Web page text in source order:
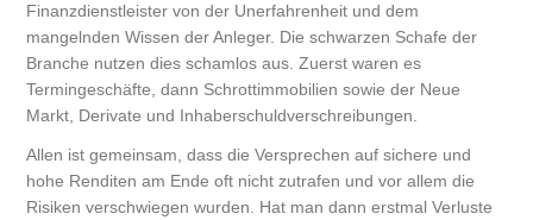
Finanzdienstleister von der Unerfahrenheit und dem
mangelnden Wissen der Anleger. Die schwarzen Schafe der
Branche nutzen dies schamlos aus. Zuerst waren es
Termingeschäfte, dann Schrottimmobilien sowie der Neue
Markt, Derivate und Inhaberschuldverschreibungen.
Allen ist gemeinsam, dass die Versprechen auf sichere und
hohe Renditen am Ende oft nicht zutrafen und vor allem die
Risiken verschwiegen wurden. Hat man dann erstmal Verluste